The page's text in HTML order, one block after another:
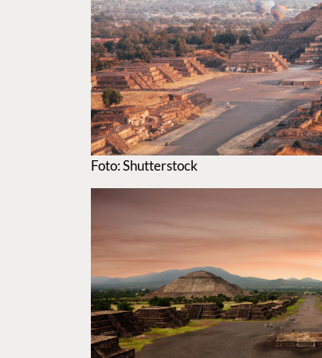
Foto: Shutterstock